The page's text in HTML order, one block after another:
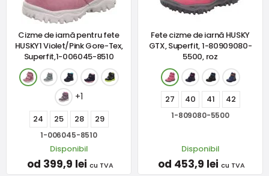
Cizme de iarnă pentru fete
HUSKY1 Violet/Pink Gore-Tex,
Superfit,1-006045-8510
+1
24 25 28 29
1-006045-8510
Disponibil
od 399,9 lei cu TVA
Fete cizme de iarnă HUSKY
GTX, Superfit, 1-80909080-
5500, roz
27 40 41 42
1-809080-5500
Disponibil
od 453,9 lei cu TVA